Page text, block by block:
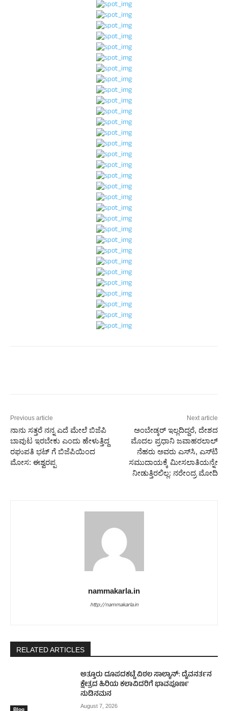
Previous article
ನಾನು ಸತ್ತರೆ ನನ್ನ ಎದೆ ಮೇಲೆ ಬಿಜೆಪಿ
ಬಾವುಟ ಇರಬೇಕು ಎಂದು ಹೇಳುತ್ತಿದ್ದ
ರಘುಪತಿ ಭಟ್ ಗೆ ಬಿಜೆಪಿಯಿಂದ
ಮೋಸ: ಈಶ್ವರಪ್ಪ
Next article
ಅಂಬೇಡ್ಕರ್‌ ಇಲ್ಲದಿದ್ದರೆ, ದೇಶದ
ಮೊದಲ ಪ್ರಧಾನಿ ಜವಾಹರಲಾಲ್‌
ನೆಹರು ಅವರು ಎಸ್‌ಸಿ, ಎಸ್‌ಟಿ
ಸಮುದಾಯಕ್ಕೆ ಮೀಸಲಾತಿಯನ್ನೇ
ನೀಡುತ್ತಿರಲಿಲ್ಲ: ನರೇಂದ್ರ ಮೋದಿ
nammakarla.in
http://nammakarla.in
RELATED ARTICLES
Blog
ಅತ್ತೂರು ದೂಪದಕಟ್ಟೆ ವಿಠಲ ಸಾಲ್ಯಾನ್: ದೈವನರ್ತನ
ಕ್ಷೇತ್ರದ ಹಿರಿಯ ಕಲಾವಿದರಿಗೆ ಭಾವಪೂರ್ಣ
ನುಡಿನಮನ
August 7, 2026